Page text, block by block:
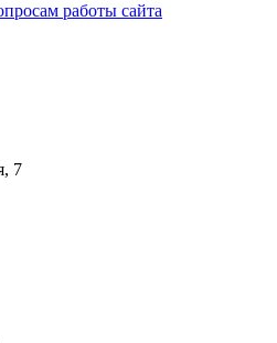
работы сайта
7